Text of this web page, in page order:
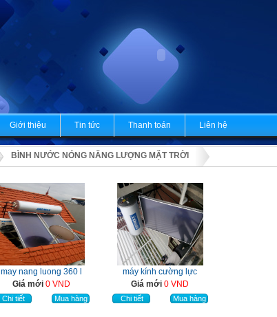
Giới thiệu Tin tức Thanh toán Liên hệ
BÌNH NƯỚC NÓNG NĂNG LƯỢNG MẶT TRỜI
may nang luong 360 l
Giá mới 0 VND
Chi tiết Mua hàng
máy kính cường lực
Giá mới 0 VND
Chi tiết Mua hàng